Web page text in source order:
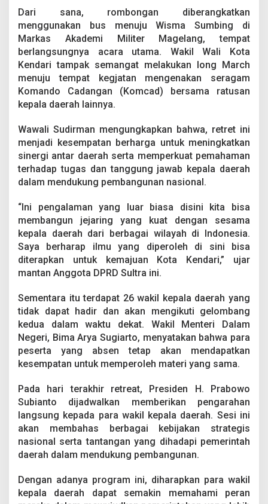
s
d
n
A
k
a
n
e
r
i
e
n
a
r
a
h
n
Dari sana, rombongan diberangkatkan
menggunakan bus menuju Wisma Sumbing di
Markas Akademi Militer Magelang, tempat
berlangsungnya acara utama. Wakil Wali Kota
Kendari tampak semangat melakukan long March
menuju tempat kegjatan mengenakan seragam
Komando Cadangan (Komcad) bersama ratusan
kepala daerah lainnya.
Wawali Sudirman mengungkapkan bahwa, retret ini
menjadi kesempatan berharga untuk meningkatkan
sinergi antar daerah serta memperkuat pemahaman
terhadap tugas dan tanggung jawab kepala daerah
dalam mendukung pembangunan nasional.
“Ini pengalaman yang luar biasa disini kita bisa
membangun jejaring yang kuat dengan sesama
kepala daerah dari berbagai wilayah di Indonesia.
Saya berharap ilmu yang diperoleh di sini bisa
diterapkan untuk kemajuan Kota Kendari,” ujar
mantan Anggota DPRD Sultra ini.
Sementara itu terdapat 26 wakil kepala daerah yang
tidak dapat hadir dan akan mengikuti gelombang
kedua dalam waktu dekat. Wakil Menteri Dalam
Negeri, Bima Arya Sugiarto, menyatakan bahwa para
peserta yang absen tetap akan mendapatkan
kesempatan untuk memperoleh materi yang sama.
Pada hari terakhir retreat, Presiden H. Prabowo
Subianto dijadwalkan memberikan pengarahan
langsung kepada para wakil kepala daerah. Sesi ini
akan membahas berbagai kebijakan strategis
nasional serta tantangan yang dihadapi pemerintah
daerah dalam mendukung pembangunan.
Dengan adanya program ini, diharapkan para wakil
kepala daerah dapat semakin memahami peran